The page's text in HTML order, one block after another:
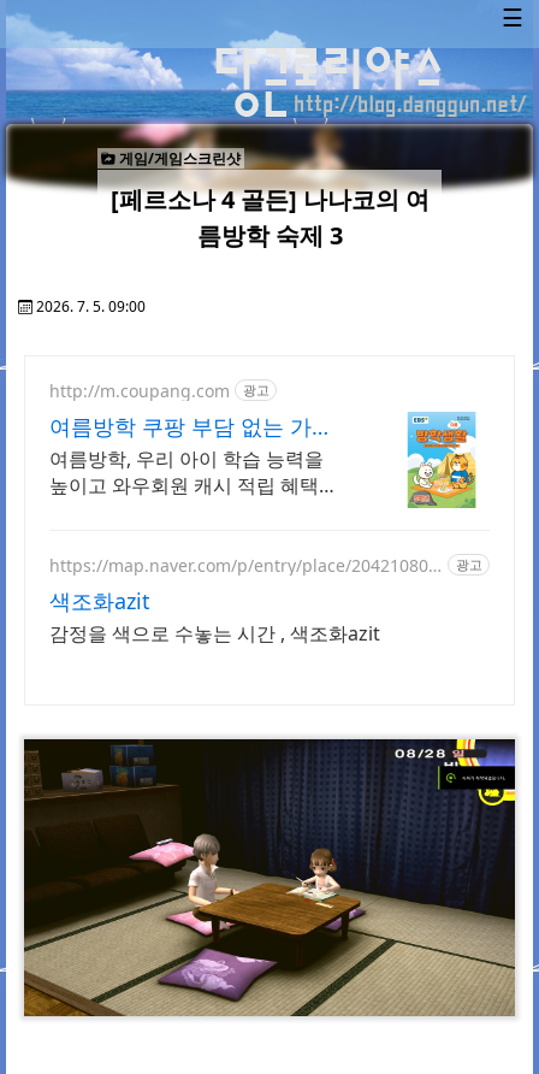
☰
게임/게임스크린샷
[페르소나 4 골든] 나나코의 여
름방학 숙제 3
2026. 7. 5. 09:00
http://m.coupang.com 광고
여름방학 쿠팡 부담 없는 가격,
알찬 구성
여름방학, 우리 아이 학습 능력을
높이고 와우회원 캐시 적립 혜택을
https://map.naver.com/p/entry/place/204210803
광고
색조화azit
감정을 색으로 수놓는 시간 , 색조화azit